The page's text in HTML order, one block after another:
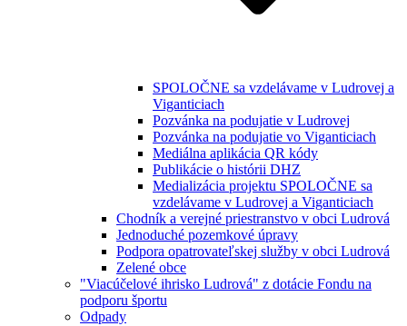
SPOLOČNE sa vzdelávame v Ludrovej a
Viganticiach
Pozvánka na podujatie v Ludrovej
Pozvánka na podujatie vo Viganticiach
Mediálna aplikácia QR kódy
Publikácie o histórii DHZ
Medializácia projektu SPOLOČNE sa
vzdelávame v Ludrovej a Viganticiach
Chodník a verejné priestranstvo v obci Ludrová
Jednoduché pozemkové úpravy
Podpora opatrovateľskej služby v obci Ludrová
Zelené obce
"Viacúčelové ihrisko Ludrová" z dotácie Fondu na
podporu športu
Odpady